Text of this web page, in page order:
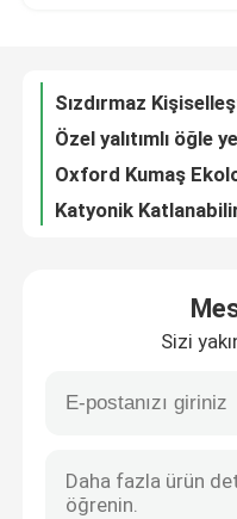
Kalite kontrolü
Bize Ulaşın
Elektrikli Öğle Yemeği
Sizi